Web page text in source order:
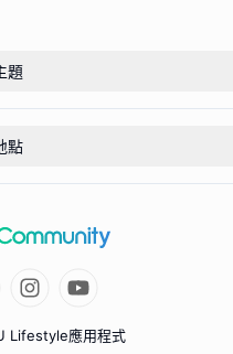
題
點
Lifestyle應用程式